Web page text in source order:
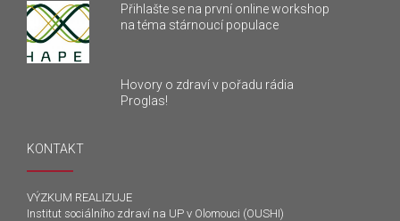
Přihlašte se na první online workshop
na téma stárnoucí populace
Hovory o zdraví v pořadu rádia
Proglas!
KONTAKT
VÝZKUM REALIZUJE
Institut sociálního zdraví na UP v Olomouci (OUSHI)